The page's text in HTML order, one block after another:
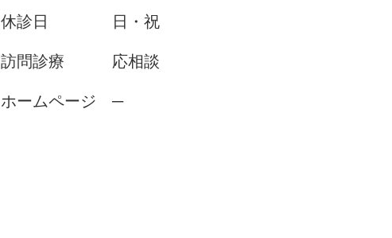
休診日 日・祝
​訪問診療 応相談
ホームページ ─